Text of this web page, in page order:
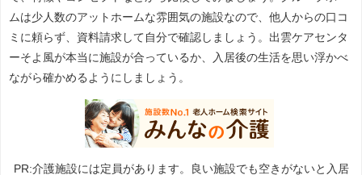
ムは少人数のアットホームな雰囲気の施設なので、他人からの口コ
ミに頼らず、資料請求して自分で確認しましょう。出雲ケアセンタ
ーそよ風が本当に施設が合っているか、入居後の生活を思い浮かべ
ながら確かめるようにしましょう。
PR:介護施設には定員があります。良い施設でも空きがないと入居